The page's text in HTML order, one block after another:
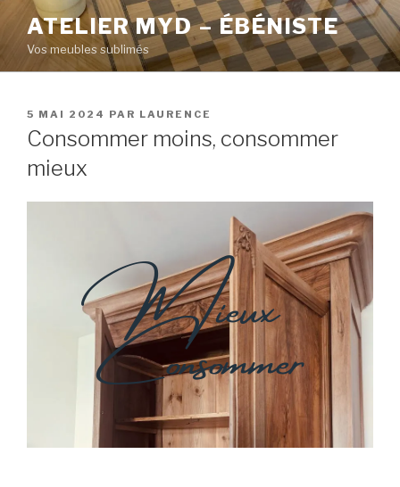
ATELIER MYD – ÉBÉNISTE
Vos meubles sublimés
5 MAI 2024 PAR LAURENCE
Consommer moins, consommer
mieux
Mieux
Consommer